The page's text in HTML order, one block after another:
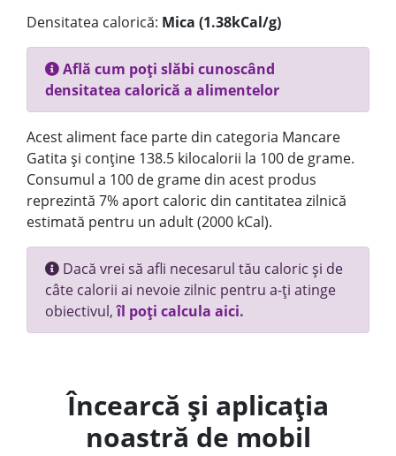
Densitatea calorică: Mica (1.38kCal/g)
Află cum poți slăbi cunoscând
densitatea calorică a alimentelor
Acest aliment face parte din categoria Mancare
Gatita și conține 138.5 kilocalorii la 100 de grame.
Consumul a 100 de grame din acest produs
reprezintă 7% aport caloric din cantitatea zilnică
estimată pentru un adult (2000 kCal).
Dacă vrei să afli necesarul tău caloric și de
câte calorii ai nevoie zilnic pentru a-ți atinge
obiectivul,îl poți calcula aici.
Încearcă și aplicația
noastră de mobil